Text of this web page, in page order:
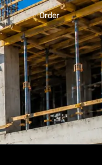
Order